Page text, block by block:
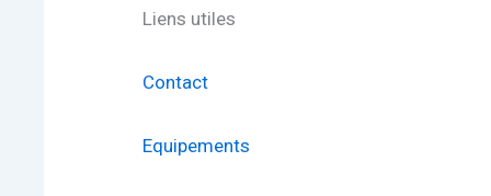
Liens utiles
Contact
Equipements